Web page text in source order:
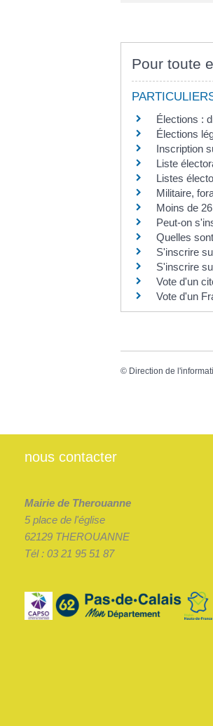
Pour toute
Élections :
Élections
Inscription
Liste
Listes
Militaire,
Moins de
Peut-on
Quelles
S'inscrire
S'inscrire
Vote d'un
Vote d'un
© Direction de
nous contacter
Mairie de Therouanne
5 place de l'église
62129 THEROUANNE
Tél : 03 21 95 51 87